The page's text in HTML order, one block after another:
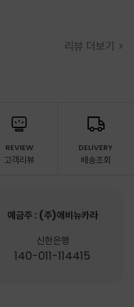
리뷰 더보기 >
REVIEW
고객리뷰
DELIVERY
배송조회
예금주 : (주)애비뉴카라
신한은행
140-011-114415